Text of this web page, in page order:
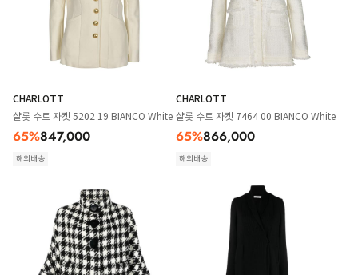
CHARLOTT
샬롯 수트 자켓 5202 19 BIANCO White
65%847,000
해외배송
CHARLOTT
샬롯 수트 자켓 7464 00 BIANCO White
65%866,000
해외배송